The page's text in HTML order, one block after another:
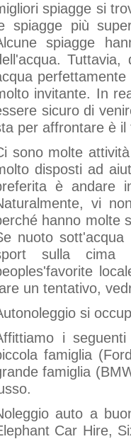
spiagge si
spiagge più
spiagge
invitante. In
sicuro di
per affrontare è
sono molte
disposti ad
è andare
vi
hanno molte
nuoto
sulla cima
un tentativo,
si
i
famiglia
famiglia
auto a
Car Hire,